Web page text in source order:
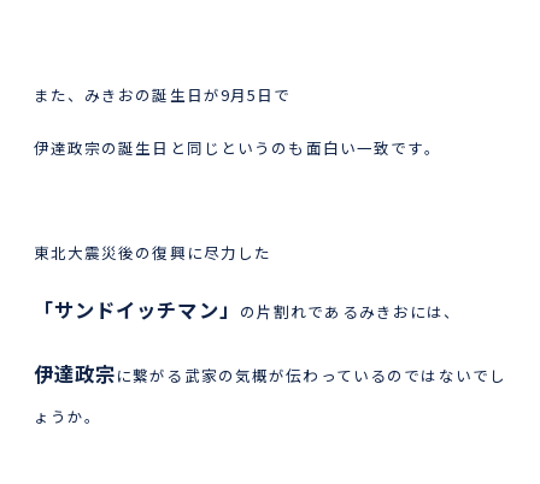
また、みきおの誕生日が9月5日で
伊達政宗の誕生日と同じというのも面白い一致です。
東北大震災後の復興に尽力した
「サンドイッチマン」 の片割れであるみきおには、
伊達政宗に繋がる武家の気概が伝わっているのではないでし
ょうか。